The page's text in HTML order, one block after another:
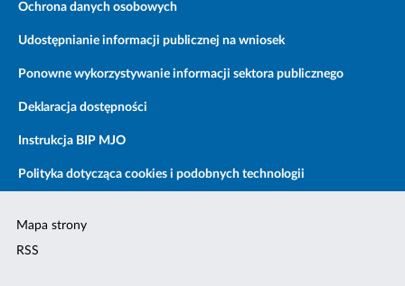
Ochrona danych osobowych
Udostępnianie informacji publicznej na wniosek
Ponowne wykorzystywanie informacji sektora publicznego
Deklaracja dostępności
Instrukcja BIP MJO
Polityka dotycząca cookies i podobnych technologii
Mapa strony
RSS